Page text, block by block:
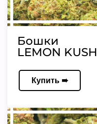
Бошки
LEMON KUSH
Купить ➠